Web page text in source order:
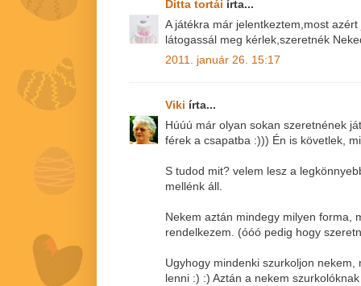
Ditta tortái írta...
A játékra már jelentkeztem,most
látogassál meg kérlek,szeretnék
2011. január 26. 15:17
Viki írta...
Húúú már olyan sokan szeretnének
férek a csapatba :))) Én is követlek,
S tudod mit? velem lesz a
mellénk áll.
Nekem aztán mindegy milyen forma,
rendelkezem. (óóó pedig hogy
Ugyhogy mindenki szurkoljon
lenni :) :) Aztán a nekem